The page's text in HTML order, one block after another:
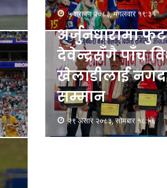
५ श्रावण २०८३, मंगलवार १९:३१
अर्जुनधारामा
देवेन्द्रसँगै पाँच
खेलाडीलाई
सम्मान
२९ असार २०८३, सोमबार १८:५६